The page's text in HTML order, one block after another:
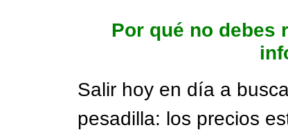
Por qué no debes
Salir hoy en día a
pesadilla: los precios